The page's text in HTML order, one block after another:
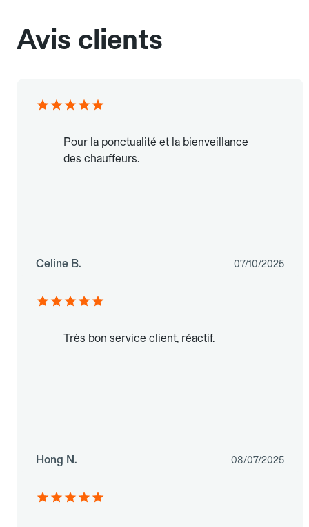
Avis clients
Pour la ponctualité et la bienveillance
des chauffeurs.
Celine B. 07/10/2025
Très bon service client, réactif.
Hong N. 08/07/2025